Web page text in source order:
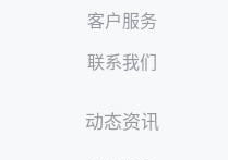
客户服务
联系我们
动态资讯